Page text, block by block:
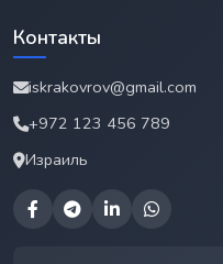
Контакты
iskrakovrov@gmail.com
+972 123 456 789
Израиль